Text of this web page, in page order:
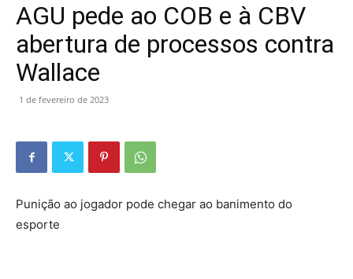
AGU pede ao COB e à CBV
abertura de processos contra
Wallace
1 de fevereiro de 2023
Punição ao jogador pode chegar ao banimento do
esporte